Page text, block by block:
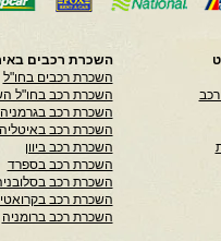
מהירות הנסיעה
בעיר.
and Touring Club of
www.elpa.gr). Emergency
השכרת רכבים
השכרת רכבים בחו"ל
השכרת רכב בחו"ל
השכרת רכב בגרמניה
השכרת רכב
השכרת רכב ביוון
השכרת רכב בספרד
השכרת רכב
השכרת רכב
השכרת רכב ברומניה